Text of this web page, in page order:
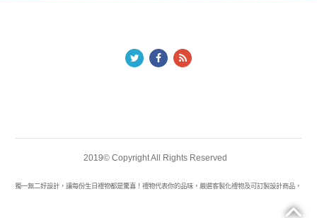
2019© Copyright All Rights Reserved
造獨一無二好設計，讓每份生日禮物都是驚喜！禮物代表你的品味，嚴選客製化禮物及可訂製設計商品，幫